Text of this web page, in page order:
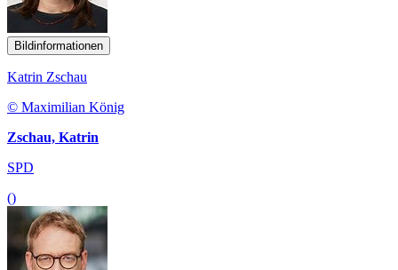
Bildinformationen
Katrin Zschau
© Maximilian König
Zschau, Katrin
SPD
()